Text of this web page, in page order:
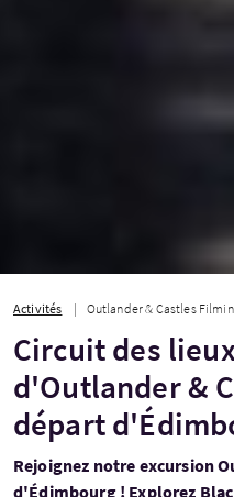
Activités Outlander & Castles Filming
Circuit des
d'Outlander &
départ
Rejoignez notre excursion
d'Édimbourg ! Explorez